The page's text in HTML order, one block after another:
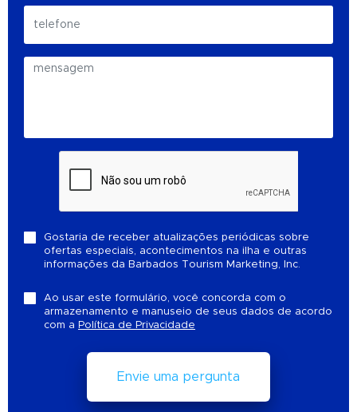
Gostaria de receber atualizações periódicas sobre
ofertas especiais, acontecimentos na ilha e outras
informações da Barbados Tourism Marketing, Inc.
Ao usar este formulário, você concorda com o
armazenamento e manuseio de seus dados de acordo
com a Política de Privacidade